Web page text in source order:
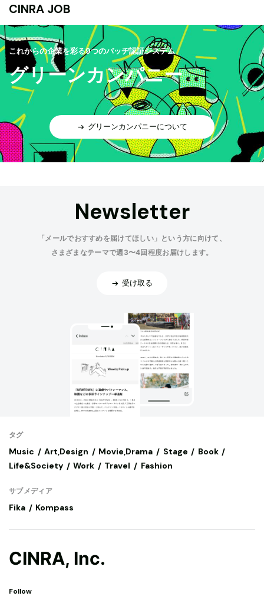
CINRA JOB
これからの企業を彩る9つのバッヂ認証システム
グリーンカンパニー
グリーンカンパニーについて
Newsletter
「メールでおすすめを届けてほしい」という方に向けて、
さまざまなテーマで週3〜4回程度お届けします。
受け取る
タグ
Music Art,Design Movie,Drama Stage
Book
Life&Society
Work Travel Fashion
サブメディア
Fika Kompass
CINRA, Inc.
Follow